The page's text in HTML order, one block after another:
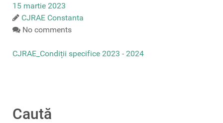
15 martie 2023
CJRAE Constanta
No comments
CJRAE_Condiții specifice 2023 - 2024
Caută